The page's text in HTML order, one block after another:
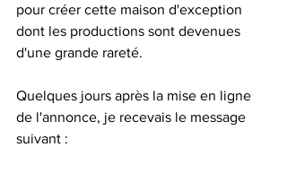
pour créer cette maison d'exception
dont les productions sont devenues
d'une grande rareté.
Quelques jours après la mise en ligne
de l'annonce, je recevais le message
suivant :